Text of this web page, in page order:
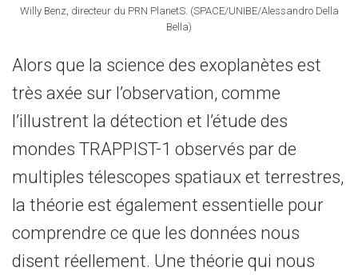
Willy Benz, directeur du PRN PlanetS. (SPACE/UNIBE/Alessandro Della
Bella)
Alors que la science des exoplanètes est
très axée sur l’observation, comme
l’illustrent la détection et l’étude des
mondes TRAPPIST-1 observés par de
multiples télescopes spatiaux et terrestres,
la théorie est également essentielle pour
comprendre ce que les données nous
disent réellement. Une théorie qui nous